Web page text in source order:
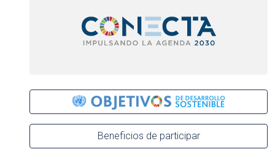
Beneficios de participar